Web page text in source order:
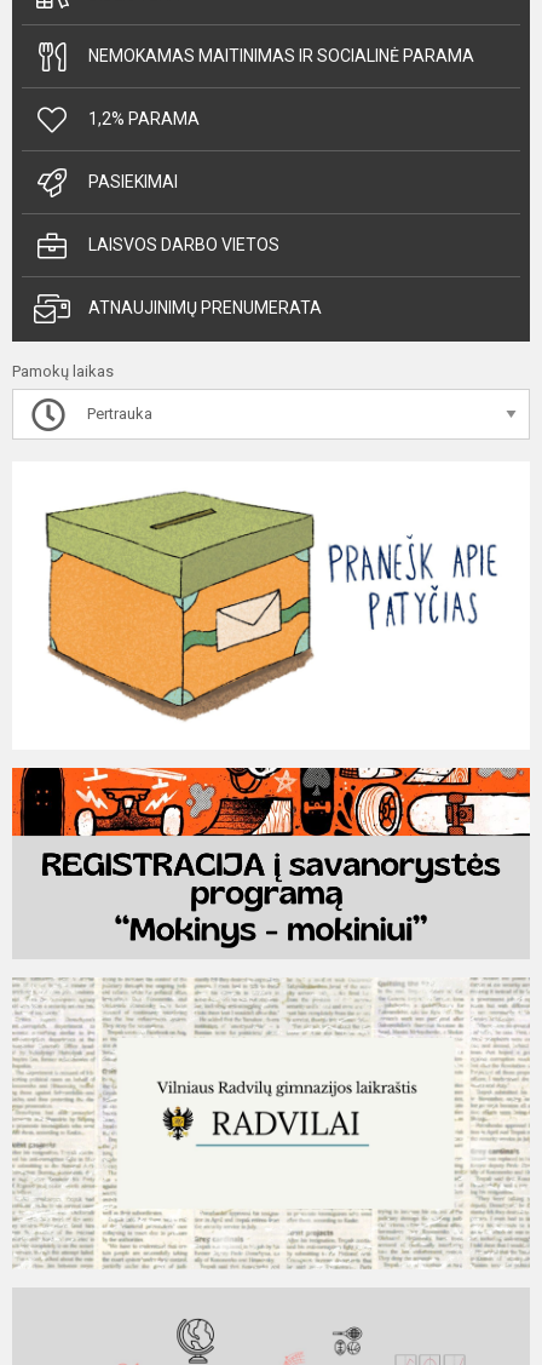
NEMOKAMAS MAITINIMAS IR SOCIALINĖ PARAMA
1,2% PARAMA
PASIEKIMAI
LAISVOS DARBO VIETOS
ATNAUJINIMŲ PRENUMERATA
Pamokų laikas
Pertrauka